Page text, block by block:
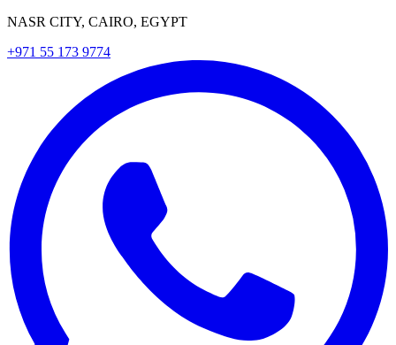
NASR CITY, CAIRO, EGYPT
+971 55 173 9774